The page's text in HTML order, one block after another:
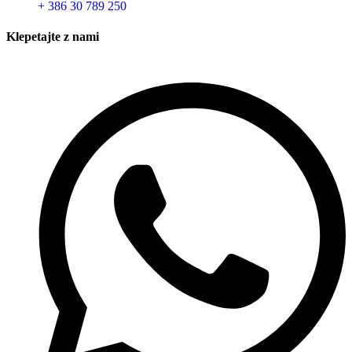
+ 386 30 789 250
Klepetajte z nami